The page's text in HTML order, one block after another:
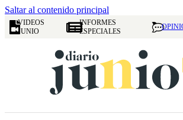
Saltar al contenido principal
VIDEOS
JUNIO
INFORMES
ESPECIALES